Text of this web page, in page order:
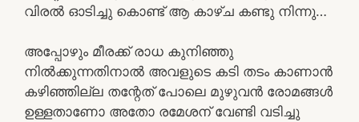
വിരൽ ഓടിച്ചു കൊണ്ട് ആ കാഴ്‌ച കണ്ടു നിന്നു…
അപ്പോഴും മീരക്ക് രാധ കുനിഞ്ഞു
നിൽക്കുന്നതിനാൽ അവളുടെ കടി തടം കാണാൻ
കഴിഞ്ഞില്ല തന്റേത് പോലെ മുഴുവൻ രോമങ്ങൾ
ഉള്ളതാണോ അതോ രമേശന് വേണ്ടി വടിച്ചു